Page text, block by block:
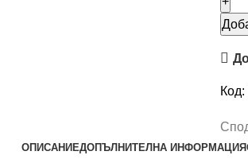
Код:
ОПИСАНИЕДОПЪЛНИТЕЛНА ИНФОРМАЦИЯ